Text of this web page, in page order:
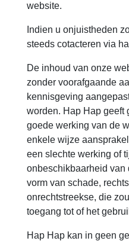
website.
Indien u onjuistheden
steeds cotacteren via
De inhoud van onze
zonder voorafgaande
kennisgeving
worden. Hap Hap geeft
goede werking van de
enkele wijze
een slechte werking of
onbeschikbaarheid van
vorm van schade,
onrechtstreekse, die
toegang tot of het
Hap Hap kan in geen